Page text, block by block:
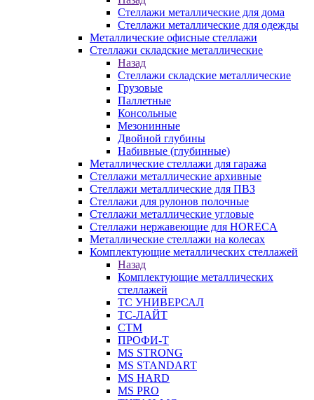
Стеллажи металлические для дома
Стеллажи металлические для одежды
Металлические офисные стеллажи
Стеллажи складские металлические
Назад
Стеллажи складские металлические
Грузовые
Паллетные
Консольные
Мезонинные
Двойной глубины
Набивные (глубинные)
Металлические стеллажи для гаража
Стеллажи металлические архивные
Стеллажи металлические для ПВЗ
Стеллажи для рулонов полочные
Стеллажи металлические угловые
Стеллажи нержавеющие для HORECA
Металлические стеллажи на колесах
Комплектующие металлических стеллажей
Назад
Комплектующие металлических
стеллажей
ТС УНИВЕРСАЛ
ТС-ЛАЙТ
СТМ
ПРОФИ-Т
MS STRONG
MS STANDART
MS HARD
MS PRO